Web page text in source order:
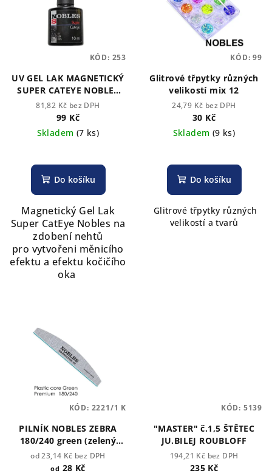
UV GEL LAK MAGNETICKÝ
SUPER CATEYE NOBLES
SILVER 10 ml (TPO Free)
81,82 Kč bez DPH
99 Kč
Skladem (7 ks)
Do košíku
Magnetický Gel Lak
Super CatEye Nobles na
zdobení nehtů
pro vytvořeni měnicího
efektu a efektu kočičího
oka
KÓD: 253
Glitrové třpytky různých
velikostí mix 12
24,79 Kč bez DPH
30 Kč
Skladem (9 ks)
Do košíku
Glitrové třpytky různých
velikostí a tvarů
KÓD:99
PILNÍK NOBLES ZEBRA
180/240 green (zelený
střed)
od 23,14 Kč bez DPH
od 28 Kč
KÓD: 2221/1 K
"MASTER" č.1,5 ŠTĚTEC
JU.BILEJ ROUBLOFF
194,21 Kč bez DPH
235 Kč
KÓD: 5139